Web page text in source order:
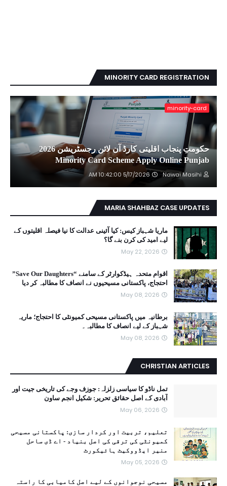
MINORITY CARD REGISTRATION
minority-card
حکومتِ پنجاب اقلیتی کارڈ آن لائن رجسٹریشن 2026
Minority Card Scheme Apply Online Punjab
Nawai Masihi
5/17/2026 10:42:00 AM
MARIA SHAHBAZ CASE UPDATES
ماریا شہباز کیس: کیا آئینی عدالت کا نیا فیصلہ اقلیتوں کے
لیے امید کی کرن بنے گا؟
May 22, 2026
اقوام متحدہ ہیڈکوارٹر کے سامنے “Save Our Daughters”
احتجاج، پاکستانی مسیحیوں نے انصاف کا مطالبہ کر دیا
May 08, 2026
برطانیہ میں پاکستانی مسیحی کمیونٹی کا احتجاج؛ ماریہ
شہباز کے لیے انصاف کا مطالبہ۔
May 08, 2026
CHRISTIAN ARTICLES
تمل ناڈو کا سیاسی زلزلہ: جوزف وجے کی تاریخی جیت اور
آبادی کے اصل حقائق تحریر: شکیل انجم ساون
May 06, 2026
تعلیم، تربیت اور کردار سازی: پاکستانی مسیحی
کمیونٹی کی ترقی کی اصل بنیاد - اے ڈی ساحل
منیر ایڈووکیٹ ہائیکورٹ
May 05, 2026
مسیحی نوجوانوں کے لیے اصل کامیابی کا راستہ